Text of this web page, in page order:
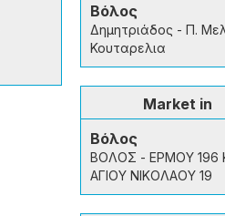
Βόλος
Δημητριάδος - Π.
Κουταρελια
Market in
Βόλος
ΒΟΛΟΣ - ΕΡΜΟΥ 196
ΑΓΙΟΥ ΝΙΚΟΛΑΟΥ 19